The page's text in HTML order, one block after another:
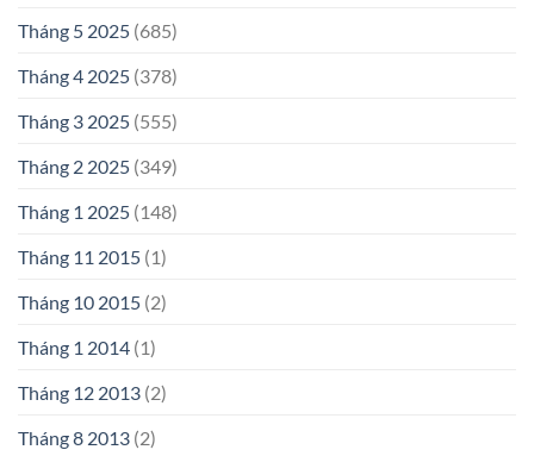
Tháng 5 2025 (685)
Tháng 4 2025 (378)
Tháng 3 2025 (555)
Tháng 2 2025 (349)
Tháng 1 2025 (148)
Tháng 11 2015 (1)
Tháng 10 2015 (2)
Tháng 1 2014 (1)
Tháng 12 2013 (2)
Tháng 8 2013 (2)